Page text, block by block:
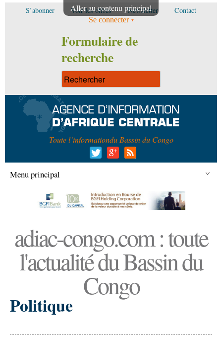
Aller au contenu principal
S’abonner Voir les offres Newsletter Contact
Se connecter
Formulaire de
recherche
Toute l’informationdu Bassin du Congo
Menu principal
adiac-congo.com : toute
l'actualité du Bassin du
Congo
Politique